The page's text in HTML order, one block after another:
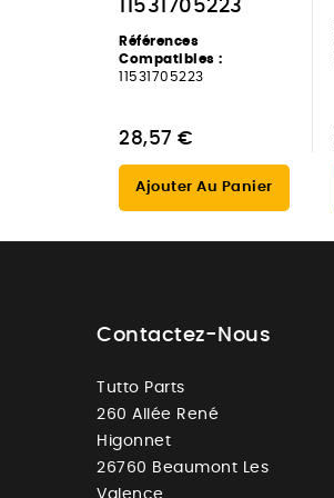
11531705223
Références
Compatibles :
11531705223
28,57 €
Ajouter Au Panier
Contactez-Nous
Tutto Parts
260 Allée René
Higonnet
26760 Beaumont Les
Valence